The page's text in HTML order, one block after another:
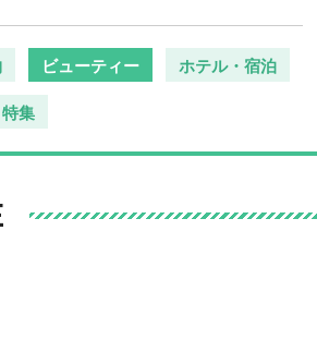
ビューティー ホテル・宿泊
特集